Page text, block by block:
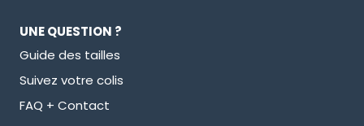
UNE QUESTION ?
Guide des tailles
Suivez votre colis
FAQ + Contact